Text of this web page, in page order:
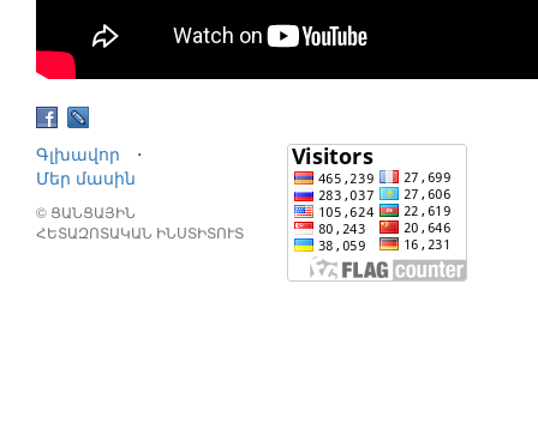
Գլխավոր
⋅
Մեր մասին
© ՑԱՆՑԱՅԻՆ
ՀԵՏԱԶՈՏԱԿԱՆ ԻՆՍՏԻՏՈՒՏ